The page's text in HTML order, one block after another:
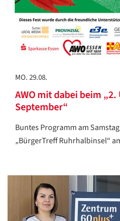
MO. 29.08.
AWO mit dabei beim
September“
Buntes Programm am
„BürgerTreff Ruhrhalbinsel“